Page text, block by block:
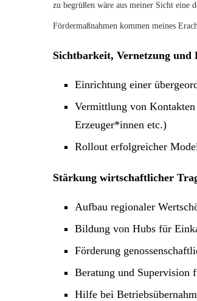
zu begrüßen wäre aus meiner Sicht
Fördermaßnahmen kommen meines
Sichtbarkeit, Vernetzung und
Einrichtung einer
Vermittlung von
Erzeuger*innen etc.)
Rollout erfolgreicher
Stärkung wirtschaftlicher
Aufbau regionaler
Bildung von Hubs für
Förderung
Beratung und Supervision
Hilfe bei